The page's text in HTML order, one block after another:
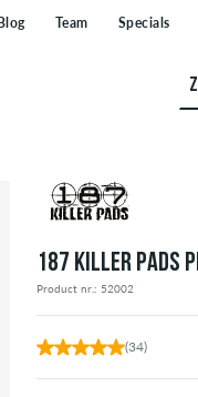
Blog Team Specials
187 KILLER PADS
Product nr.: 52002
(34)